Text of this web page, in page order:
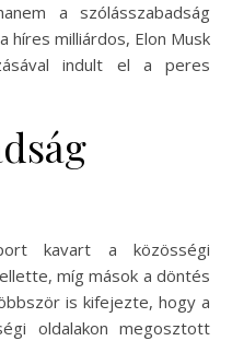
a szólásszabadság
híres milliárdos, Elon Musk
indult el a peres
kavart a közösségi
míg mások a döntés
is kifejezte, hogy a
oldalakon megosztott